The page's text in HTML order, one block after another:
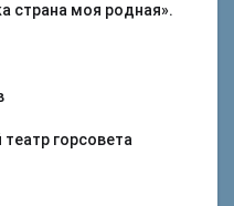
страна моя родная».
горсовета